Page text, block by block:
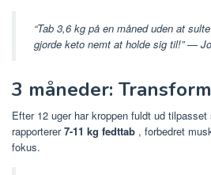
“Tab 3,6 kg på en måned uden at
gjorde keto nemt at holde sig til!” —
3 måneder:
Efter 12 uger har kroppen fuldt ud
rapporterer7-11 kg fedttab , forbedret
fokus.